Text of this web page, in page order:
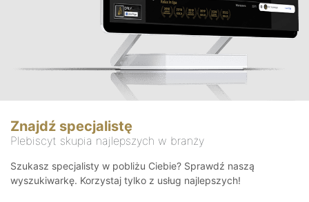
Znajdź specjalistę
Plebiscyt skupia najlepszych w branży
Szukasz specjalisty w pobliżu Ciebie? Sprawdź naszą
wyszukiwarkę. Korzystaj tylko z usług najlepszych!